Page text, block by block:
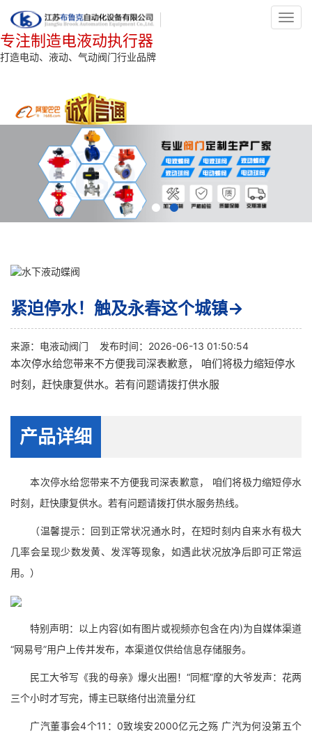
专注制造电液动执行器
打造电动、液动、气动阀门行业品牌
紧迫停水！触及永春这个城镇→
来源： 电液动阀门 发布时间：2026-06-13 01:50:54
本次停水给您带来不方便我司深表歉意， 咱们将极力缩短停水
时刻，赶快康复供水。若有问题请拨打供水服
产品详细
本次停水给您带来不方便我司深表歉意， 咱们将极力缩短停水
时刻，赶快康复供水。若有问题请拨打供水服务热线。
（温馨提示：回到正常状况通水时，在短时刻内自来水有极大
几率会呈现少数发黄、发浑等现象，如遇此状况放净后即可正常运
用。）
特别声明：以上内容(如有图片或视频亦包含在内)为自媒体渠道
“网易号”用户上传并发布，本渠道仅供给信息存储服务。
民工大爷写《我的母亲》爆火出圈！“同框”摩的大爷发声：花两
三个小时才写完，博主已联络付出流量分红
广汽董事会4个11：0致埃安2000亿元之殇 广汽为何没第五个